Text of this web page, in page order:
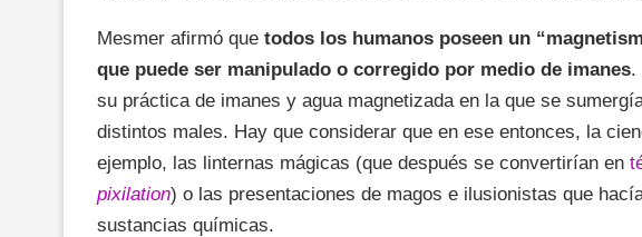
Mesmer afirmó que todos los humanos poseen un
que puede ser manipulado o corregido por medio de imanes.
su práctica de imanes y agua magnetizada en la que se
distintos males. Hay que considerar que en ese entonces, la
ejemplo, las linternas mágicas (que después se convertirían en
pixilation) o las presentaciones de magos e ilusionistas que
sustancias químicas.